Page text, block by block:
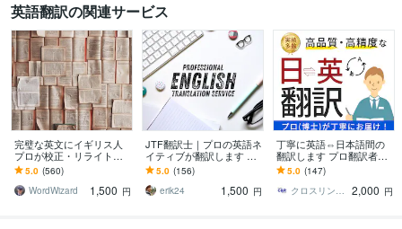
英語翻訳の関連サービス
完璧な英文にイギリス人
プロが校正・リライトし
ます プロ歴40年！伝わる
だけでなく、読む人を惹
きつける英文に。
5.0 (560)
WordWizard
1,500 円
JTF翻訳士｜プロの英語ネ
イティブが翻訳します ビ
ジネス翻訳｜英検1級｜T
OEIC満点（990）｜早稲
田大卒
5.0 (156)
erik24
1,500 円
丁寧に英語⇔日本語間の
翻訳します プロ翻訳者
（博士）による高品質・
高精度な翻訳をお届けし
ます
5.0 (147)
クロスリンク＆リサーチ
2,000 円